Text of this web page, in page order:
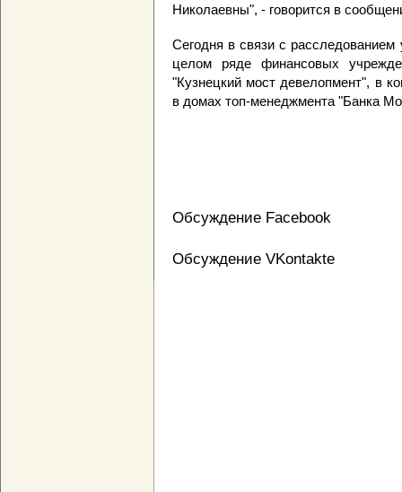
Николаевны", - говорится в
Сегодня в связи с
целом ряде финансовых
"Кузнецкий мост девелопмент", в
в домах топ-менеджмента "Банка
Обсуждение Facebook
Обсуждение VKontakte